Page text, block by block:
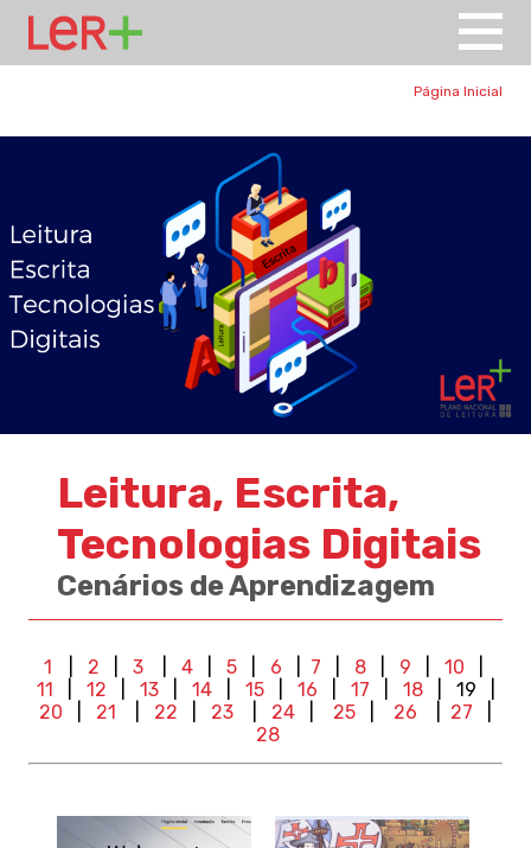
Página Inicial
Leitura, Escrita,
Tecnologias Digitais
Cenários de Aprendizagem
1 2 3| 4| 5| 6 7 8| 9 10
11
12 13| 14| 15| 16 17 18| 19
20
21 22 23 24 25 26 27
28